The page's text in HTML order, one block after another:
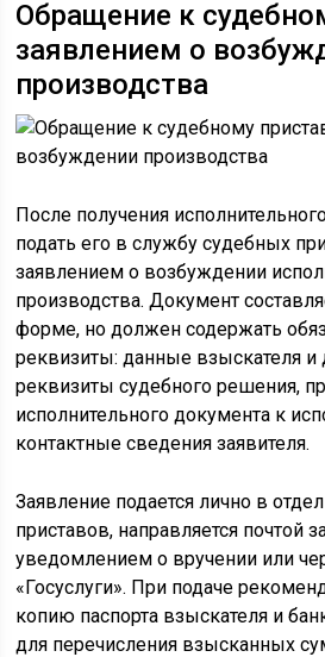
Обращение к
заявлением о
производства
После получения
подать его в службу судебных
заявлением о возбуждении
производства. Документ
форме, но должен содержать
реквизиты: данные взыскателя и
реквизиты судебного решения,
исполнительного документа к
контактные сведения заявителя.
Заявление подается лично в
приставов, направляется почтой
уведомлением о вручении или
«Госуслуги». При подаче
копию паспорта взыскателя и
для перечисления взысканных